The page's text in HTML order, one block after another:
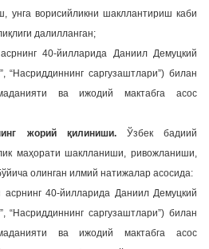
унга ворисийликни шакллантириш каби
далилланган;
40-йилларида Даниил Демуцкий
“Насриддиннинг саргузаштлари”) билан
ва ижодий мактабга асос
жорий қилиниши.Ўзбек бадиий
маҳорати шаклланиши, ривожланиши,
олинган илмий натижалар асосида:
асрнинг 40-йилларида Даниил Демуцкий
“Насриддиннинг саргузаштлари”) билан
ва ижодий мактабга асос